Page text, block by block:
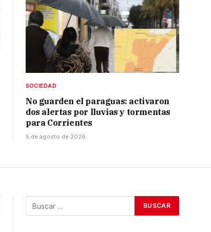
SOCIEDAD
No guarden el paraguas: activaron
dos alertas por lluvias y tormentas
para Corrientes
5 de agosto de 2026